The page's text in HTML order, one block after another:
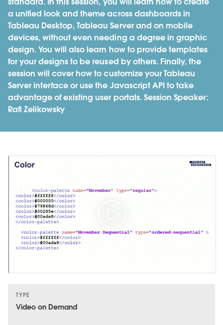
a unified look and theme across dashboards in
Tableau Desktop, Tableau Server and on mobile
devices, without even needing a degree in graphic
design. You will also learn how to provide templates
for your designs to be reused by others. Finally, the
session will cover how to customize your Tableau
Server interface or use the Javascript API to take
advantage of existing user portals. Session Speaker:
Rafi Zelikowsky
TYPE
Video on Demand